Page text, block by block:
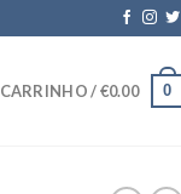
CARRINHO /€0.00 0